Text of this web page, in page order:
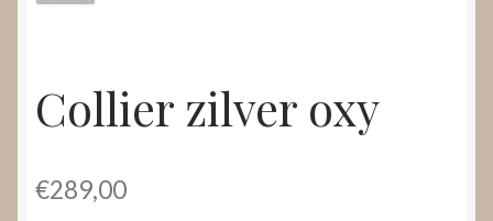
Collier zilver oxy
€289,00